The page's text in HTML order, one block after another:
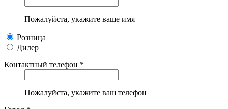
Пожалуйста, укажите ваше имя
Розница
Дилер
Контактный телефон *
Пожалуйста, укажите ваш телефон